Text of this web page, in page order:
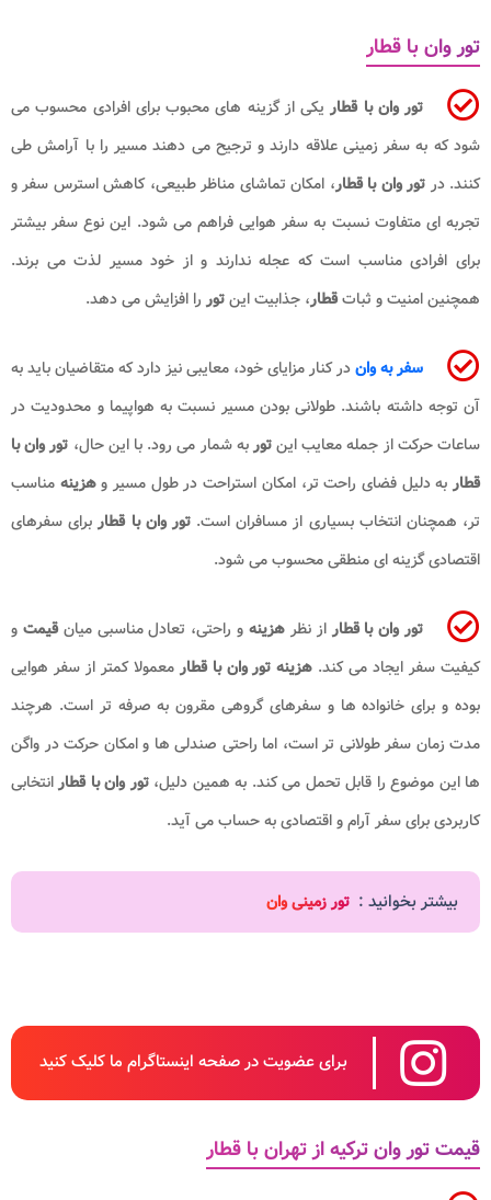
تور وان با قطار
تور وان با قطاریکی از گزینه های محبوب برای افرادی محسوب می
شود که به سفر زمینی علاقه دارند و ترجیح می دهند مسیر را با آرامش طی
کنند. در تور وان با قطار، امکان تماشای مناظر طبیعی، کاهش استرس سفر و
تجربه ای متفاوت نسبت به سفر هوایی فراهم می شود. این نوع سفر بیشتر
برای افرادی مناسب است که عجله ندارند و از خود مسیر لذت می برند.
همچنین امنیت و ثباتقطار، جذابیت اینتوررا افزایش می دهد.
سفر به واندر کنار مزایای خود، معایبی نیز دارد که متقاضیان باید به
آن توجه داشته باشند. طولانی بودن مسیر نسبت به هواپیما و محدودیت در
ساعات حرکت از جمله معایب اینتوربه شمار می رود. با این حال، تور وان با
قطاربه دلیل فضای راحت تر، امکان استراحت در طول مسیر وهزینه مناسب
تر، همچنان انتخاب بسیاری از مسافران است.تور وان با قطاربرای سفرهای
اقتصادی گزینه ای منطقی محسوب می شود.
تور وان با قطاراز نظرهزینه و راحتی، تعادل مناسبی میانقیمت و
کیفیت سفر ایجاد می کند. هزینه تور وان با قطارمعمولا کمتر از سفر هوایی
بوده و برای خانواده ها و سفرهای گروهی مقرون به صرفه تر است. هرچند
مدت زمان سفر طولانی تر است، اما راحتی صندلی ها و امکان حرکت در واگن
ها این موضوع را قابل تحمل می کند. به همین دلیل، تور وان با قطارانتخابی
کاربردی برای سفر آرام و اقتصادی به حساب می آید.
بیشتر بخوانید : تور زمینی وان
برای عضویت در صفحه اینستاگرام ما کلیک کنید
قیمت تور وان ترکیه از تهران با قطار